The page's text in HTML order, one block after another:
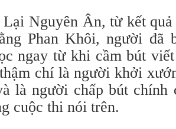
Lại Nguyên Ân, từ kết
Phan Khôi, người đã
ngay từ khi cầm bút
chí là người khởi
là người chấp bút
cuộc thi nói trên.